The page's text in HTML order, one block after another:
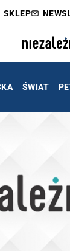
SKLEP
ŚWIAT